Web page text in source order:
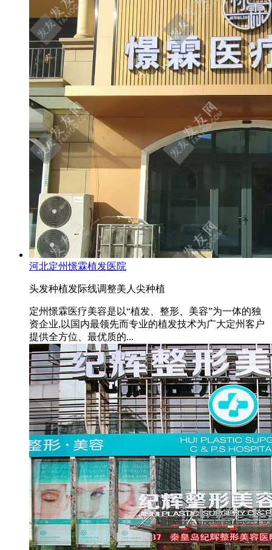
河北定州憬霖植发医院
头发种植发际线调整美人尖种植
定州憬霖医疗美容是以“植发、整形、美容”为一体的独
资企业,以国内最领先而专业的植发技术为广大定州客户
提供全方位、最优质的...